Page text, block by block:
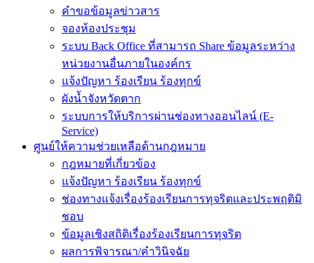
คำขอข้อมูลข่าวสาร
จองห้องประชุม
ระบบ Back Office ที่สามารถ Share ข้อมูลระหว่าง
หน่วยงานอื่นภายในองค์กร
แจ้งปัญหา ร้องเรียน ร้องทุกข์
ผังน้ำจังหวัดตาก
ระบบการให้บริการผ่านช่องทางออนไลน์ (E-
Service)
ศูนย์ให้ความช่วยเหลือด้านกฎหมาย
กฎหมายที่เกี่ยวข้อง
แจ้งปัญหา ร้องเรียน ร้องทุกข์
ช่องทางแจ้งเรื่องร้องเรียนการทุจริตและประพฤติมิ
ชอบ
ข้อมูลเชิงสถิติเรื่องร้องเรียนการทุจริต
ผลการพิจารณา/คำวินิจฉัย